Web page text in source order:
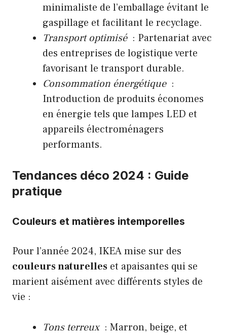
minimaliste de l’emballage évitant le
gaspillage et facilitant le recyclage.
Transport optimisé: Partenariat avec
des entreprises de logistique verte
favorisant le transport durable.
Consommation énergétique:
Introduction de produits économes
en énergie tels que lampes LED et
appareils électroménagers
performants.
Tendances déco 2024 : Guide
pratique
Couleurs et matières intemporelles
Pour l’année 2024, IKEA mise sur des
couleurs naturelles et apaisantes qui se
marient aisément avec différents styles de
vie :
Tons terreux: Marron, beige, et